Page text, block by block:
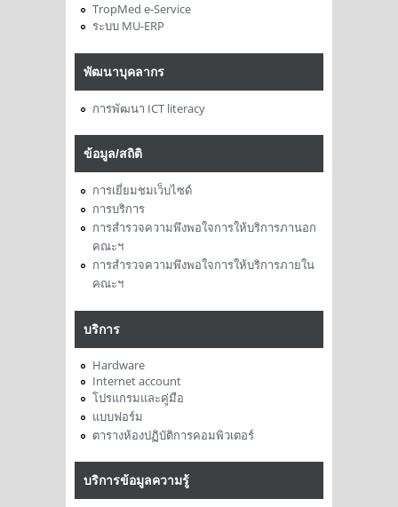
TropMed e-Service
ระบบ MU-ERP
พัฒนาบุคลากร
การพัฒนา ICT literacy
ข้อมูล/สถิติ
การเยี่ยมชมเว็บไซด์
การบริการ
การสำรวจความพึงพอใจการให้บริการภานอก
คณะฯ
การสำรวจความพึงพอใจการให้บริการภายใน
คณะฯ
บริการ
Hardware
Internet account
โปรแกรมและคู่มือ
แบบฟอร์ม
ตารางห้องปฏิบัติการคอมพิวเตอร์
บริการข้อมูลความรู้